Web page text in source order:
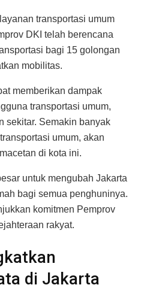
transportasi umum
DKI telah berencana
bagi 15 golongan
mobilitas.
memberikan dampak
transportasi umum,
sekitar. Semakin banyak
umum, akan
di kota ini.
untuk mengubah Jakarta
bagi semua penghuninya.
komitmen Pemprov
rakyat.
di Jakarta